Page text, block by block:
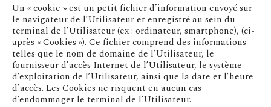
Un « cookie » est un petit fichier d’information envoyé sur
le navigateur de l’Utilisateur et enregistré au sein du
terminal de l’Utilisateur (ex : ordinateur, smartphone), (ci-
après « Cookies »). Ce fichier comprend des informations
telles que le nom de domaine de l’Utilisateur, le
fournisseur d’accès Internet de l’Utilisateur, le système
d’exploitation de l’Utilisateur, ainsi que la date et l’heure
d’accès. Les Cookies ne risquent en aucun cas
d’endommager le terminal de l’Utilisateur.